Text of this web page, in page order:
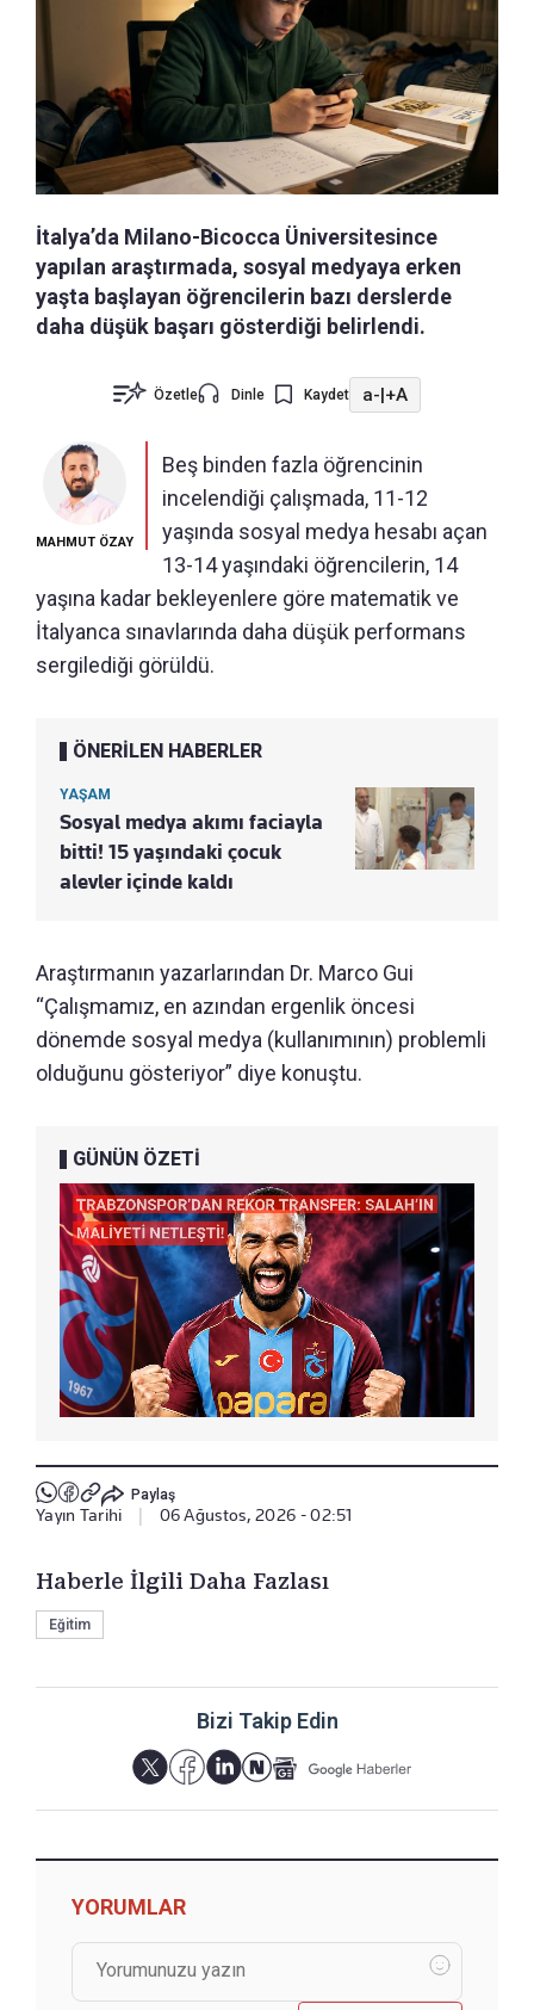
İtalya’da Milano-Bicocca Üniversitesince
yapılan araştırmada, sosyal medyaya erken
yaşta başlayan öğrencilerin bazı derslerde
daha düşük başarı gösterdiği belirlendi.
Özetle Dinle Kaydet a-|+A
MAHMUT ÖZAY
Beş binden fazla öğrencinin
incelendiği çalışmada, 11-12
yaşında sosyal medya hesabı açan
13-14 yaşındaki öğrencilerin, 14
yaşına kadar bekleyenlere göre matematik ve
İtalyanca sınavlarında daha düşük performans
sergilediği görüldü.
ÖNERİLEN HABERLER
YAŞAM
Sosyal medya akımı faciayla
bitti! 15 yaşındaki çocuk
alevler içinde kaldı
Araştırmanın yazarlarından Dr. Marco Gui
“Çalışmamız, en azından ergenlik öncesi
dönemde sosyal medya (kullanımının) problemli
olduğunu gösteriyor” diye konuştu.
GÜNÜN ÖZETİ
Paylaş
Yayın Tarihi 06 Ağustos, 2026 - 02:51
Haberle İlgili Daha Fazlası
Eğitim
Bizi Takip Edin
YORUMLAR